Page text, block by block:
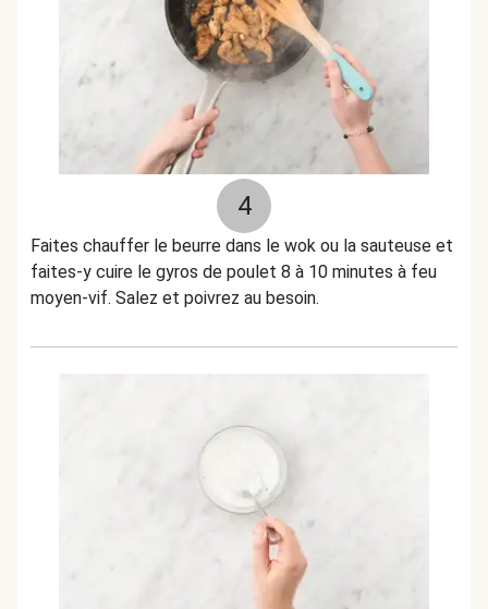
4
Faites chauffer le beurre dans le wok ou la sauteuse et
faites-y cuire le gyros de poulet 8 à 10 minutes à feu
moyen-vif. Salez et poivrez au besoin.